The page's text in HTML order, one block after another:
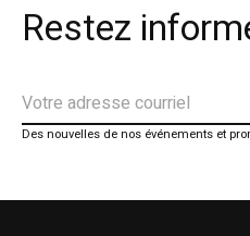
Restez
Des nouvelles de nos événements et